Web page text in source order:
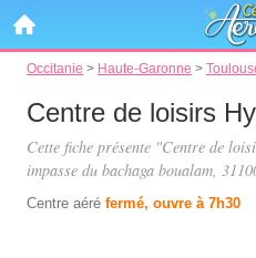
Occitanie > Haute-Garonne >
Centre de loisirs
Cette fiche présente "Centre de
impasse du bachaga boualam,
Centre aéré fermé, ouvre à 7h30